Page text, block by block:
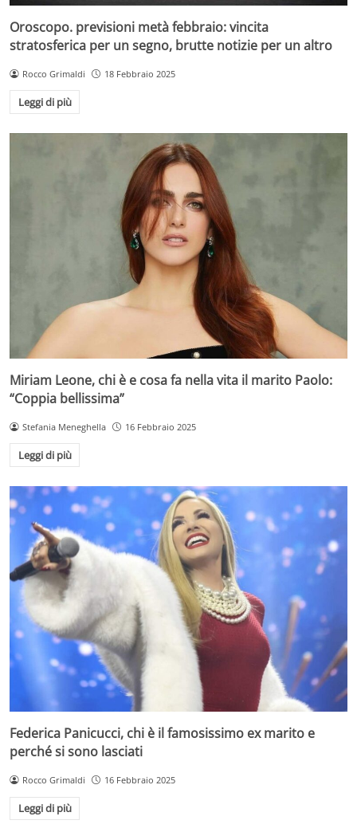
Oroscopo. previsioni metà febbraio: vincita
stratosferica per un segno, brutte notizie per un altro
Rocco Grimaldi 18 Febbraio 2025
Leggi di più
Miriam Leone, chi è e cosa fa nella vita il marito Paolo:
“Coppia bellissima”
Stefania Meneghella 16 Febbraio 2025
Leggi di più
Federica Panicucci, chi è il famosissimo ex marito e
perché si sono lasciati
Rocco Grimaldi 16 Febbraio 2025
Leggi di più